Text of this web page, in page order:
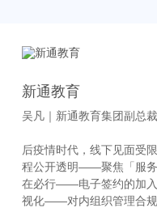
新通教育
吴凡｜新通教育集团副总裁
后疫情时代，线下见面受
程公开透明——聚焦「服
在必行——电子签约的加入
视化——对内组织管理合规